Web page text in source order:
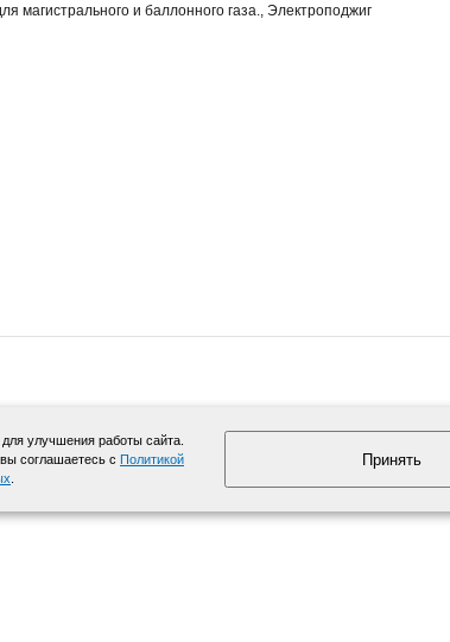
магистрального и баллонного газа., Электроподжиг
улучшения работы сайта.
соглашаетесь с Политикой
Принять